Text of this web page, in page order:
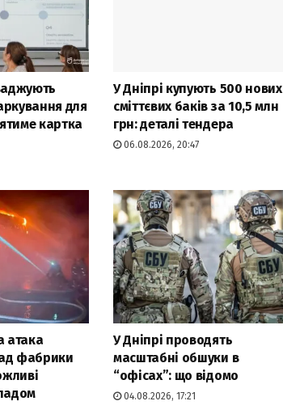
для
картка
У Дніпрі купують 500 нових
сміттєвих баків за 10,5 млн
грн: деталі тендера
06.08.2026, 20:47
атака
фабрики
У Дніпрі проводять
масштабні обшуки в
“офісах”: що відомо
04.08.2026, 17:21